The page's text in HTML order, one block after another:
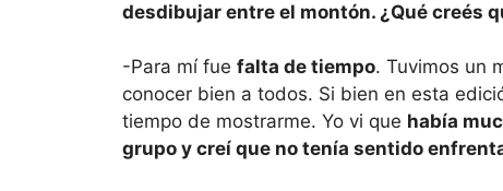
desdibujar entre el montón. ¿Qué creés
-Para mí fue falta de tiempo. Tuvimos un
conocer bien a todos. Si bien en esta
tiempo de mostrarme. Yo vi que había
grupo y creí que no tenía sentido